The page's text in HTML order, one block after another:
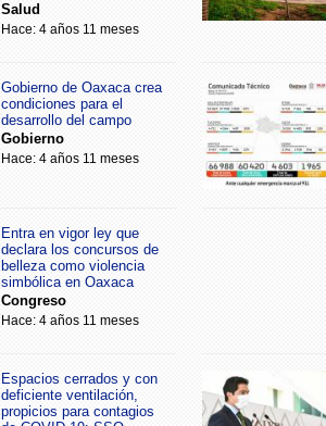
Salud
Hace: 4 años 11 meses
Gobierno de Oaxaca crea
condiciones para el
desarrollo del campo
Gobierno
Hace: 4 años 11 meses
Entra en vigor ley que
declara los concursos de
belleza como violencia
simbólica en Oaxaca
Congreso
Hace: 4 años 11 meses
Espacios cerrados y con
deficiente ventilación,
propicios para contagios